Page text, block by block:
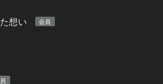
想い 会員